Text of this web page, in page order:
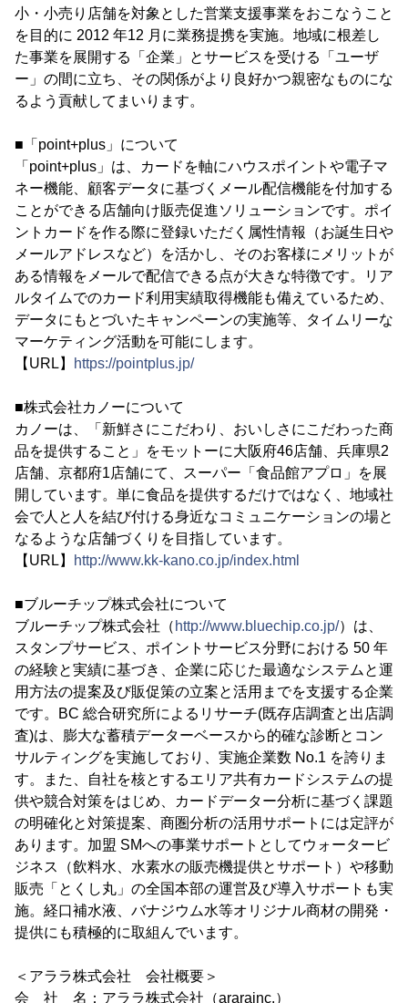
小・小売り店舗を対象とした営業支援事業をおこなうこと
を目的に 2012 年12 月に業務提携を実施。地域に根差し
た事業を展開する「企業」とサービスを受ける「ユーザ
ー」の間に立ち、その関係がより良好かつ親密なものにな
るよう貢献してまいります。
■「point+plus」について
「point+plus」は、カードを軸にハウスポイントや電子マ
ネー機能、顧客データに基づくメール配信機能を付加する
ことができる店舗向け販売促進ソリューションです。ポイ
ントカードを作る際に登録いただく属性情報（お誕生日や
メールアドレスなど）を活かし、そのお客様にメリットが
ある情報をメールで配信できる点が大きな特徴です。リア
ルタイムでのカード利用実績取得機能も備えているため、
データにもとづいたキャンペーンの実施等、タイムリーな
マーケティング活動を可能にします。
【URL】
https://pointplus.jp/
■株式会社カノーについて
カノーは、「新鮮さにこだわり、おいしさにこだわった商
品を提供すること」をモットーに大阪府46店舗、兵庫県2
店舗、京都府1店舗にて、スーパー「食品館アプロ」を展
開しています。単に食品を提供するだけではなく、地域社
会で人と人を結び付ける身近なコミュニケーションの場と
なるような店舗づくりを目指しています。
【URL】
http://www.kk-kano.co.jp/index.html
■ブルーチップ株式会社について
ブルーチップ株式会社（ http://www.bluechip.co.jp/）は、
スタンプサービス、ポイントサービス分野における 50 年
の経験と実績に基づき、企業に応じた最適なシステムと運
用方法の提案及び販促策の立案と活用までを支援する企業
です。BC 総合研究所によるリサーチ(既存店調査と出店調
査)は、膨大な蓄積データーベースから的確な診断とコン
サルティングを実施しており、実施企業数 No.1 を誇りま
す。また、自社を核とするエリア共有カードシステムの提
供や競合対策をはじめ、カードデーター分析に基づく課題
の明確化と対策提案、商圏分析の活用サポートには定評が
あります。加盟 SMへの事業サポートとしてウォータービ
ジネス（飲料水、水素水の販売機提供とサポート）や移動
販売「とくし丸」の全国本部の運営及び導入サポートも実
施。経口補水液、バナジウム水等オリジナル商材の開発・
提供にも積極的に取組んでいます。
＜アララ株式会社 会社概要＞
会 社 名：アララ株式会社（ararainc.）